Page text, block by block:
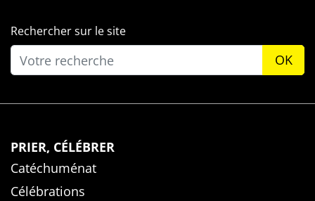
Rechercher sur le site
OK
PRIER, CÉLÉBRER
Catéchuménat
Célébrations